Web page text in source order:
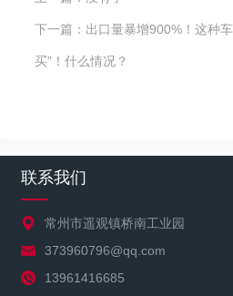
下一篇： 出口量暴增900%！这种
买”！什么情况？
联系我们
常州市遥观镇桥南工业园
373960796@qq.com
13961416685